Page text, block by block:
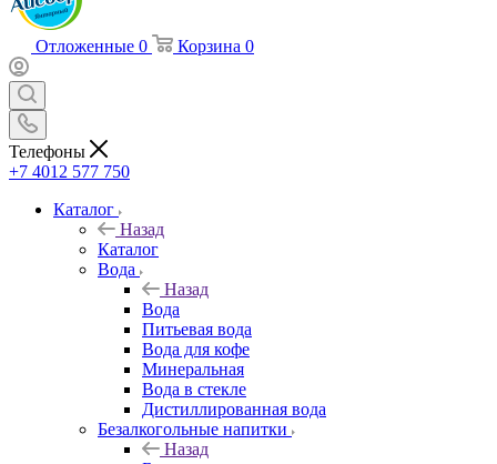
Отложенные 0 Корзина 0
Телефоны
+7 4012 577 750
Каталог
Назад
Каталог
Вода
Назад
Вода
Питьевая вода
Вода для кофе
Минеральная
Вода в стекле
Дистиллированная вода
Безалкогольные напитки
Назад